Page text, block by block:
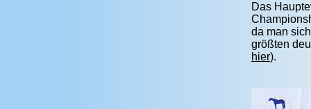
Das
da man
größten
hier).